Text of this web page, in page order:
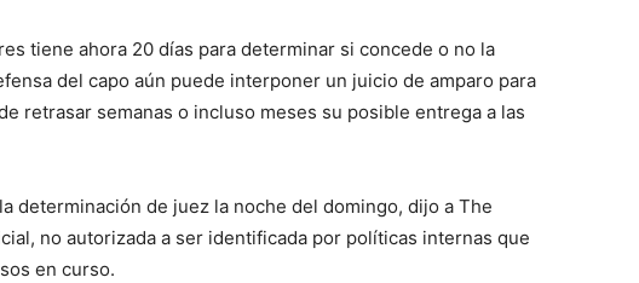
tiene ahora 20 días para determinar si concede o no la
del capo aún puede interponer un juicio de amparo para
retrasar semanas o incluso meses su posible entrega a las
determinación de juez la noche del domingo, dijo a The
no autorizada a ser identificada por políticas internas que
en curso.